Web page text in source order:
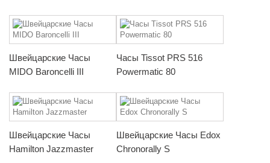
Швейцарские Часы
MIDO Baroncelli III
Часы Tissot PRS 516
Powermatic 80
Швейцарские Часы
Hamilton Jazzmaster
Швейцарские Часы Edox
Chronorally S